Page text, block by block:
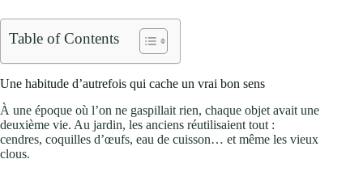
Table of Contents
Une habitude d’autrefois qui cache un vrai bon sens
À une époque où l’on ne gaspillait rien, chaque objet avait une
deuxième vie. Au jardin, les anciens réutilisaient tout :
cendres, coquilles d’œufs, eau de cuisson… et même les vieux
clous.